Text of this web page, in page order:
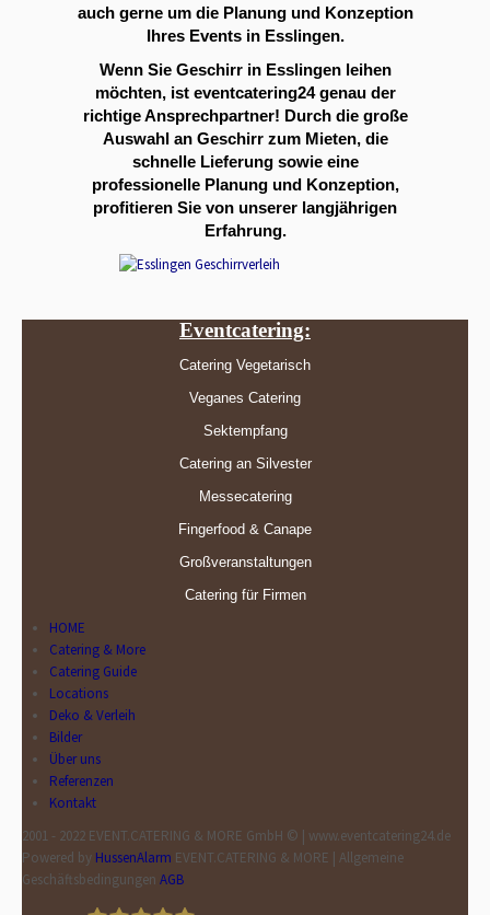
auch gerne um die Planung und Konzeption
Ihres Events in Esslingen.
Wenn Sie Geschirr in Esslingen leihen
möchten, ist eventcatering24 genau der
richtige Ansprechpartner! Durch die große
Auswahl an Geschirr zum Mieten, die
schnelle Lieferung sowie eine
professionelle Planung und Konzeption,
profitieren Sie von unserer langjährigen
Erfahrung.
Eventcatering:
Catering Vegetarisch
Veganes Catering
Sektempfang
Catering an Silvester
Messecatering
Fingerfood & Canape
Großveranstaltungen
Catering für Firmen
HOME
Catering & More
Catering Guide
Locations
Deko & Verleih
Bilder
Über uns
Referenzen
Kontakt
2001 - 2022 EVENT.CATERING & MORE GmbH © | www.eventcatering24.de
Powered by HussenAlarm EVENT.CATERING & MORE | Allgemeine
Geschäftsbedingungen AGB